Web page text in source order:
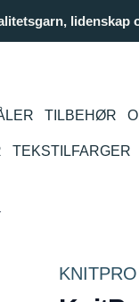
lidenskap
TILBEHØR
TEKSTILFARGER
KNITPRO